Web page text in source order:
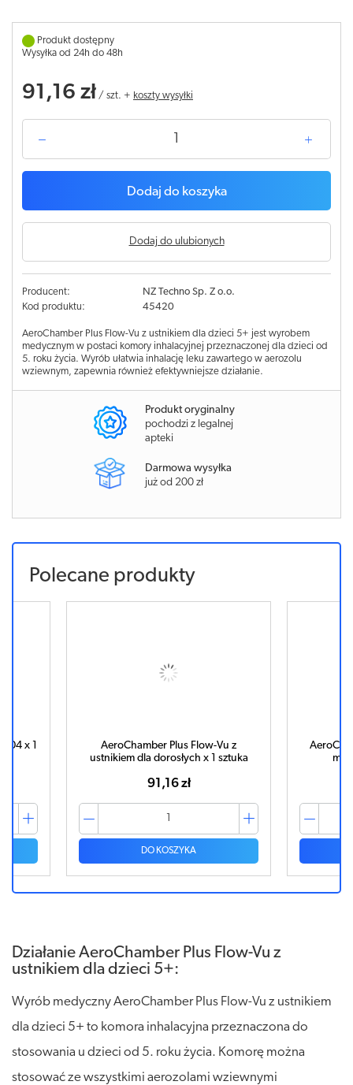
Produkt dostępny
Wysyłka od 24h do 48h
91,16 zł / szt. + koszty wysyłki
Dodaj do koszyka
Dodaj do ulubionych
Producent:
NZ Techno Sp. Z o.o.
Kod produktu:
45420
AeroChamber Plus Flow-Vu z ustnikiem dla dzieci 5+ jest wyrobem
medycznym w postaci komory inhalacyjnej przeznaczonej dla dzieci od
5. roku życia. Wyrób ułatwia inhalację leku zawartego w aerozolu
wziewnym, zapewnia również efektywniejsze działanie.
Produkt oryginalny
pochodzi z legalnej
apteki
Darmowa wysyłka
już od 200 zł
Polecane produkty
x 1
AeroChamber Plus Flow-Vu z
ustnikiem dla dorosłych x 1 sztuka
91,16 zł
DO KOSZYKA
Działanie AeroChamber Plus Flow-Vu z
ustnikiem dla dzieci 5+:
Wyrób medyczny AeroChamber Plus Flow-Vu z ustnikiem
dla dzieci 5+ to komora inhalacyjna przeznaczona do
stosowania u dzieci od 5. roku życia. Komorę można
stosować ze wszystkimi aerozolami wziewnymi